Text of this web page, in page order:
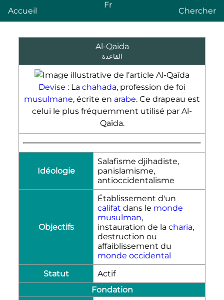
Accueil
Fr
Chercher
Al-Qaïda
القاعدة
Devise : La chahada, profession de foi
musulmane, écrite en arabe. Ce drapeau est
celui le plus fréquemment utilisé par Al-
Qaïda.
Idéologie
Salafisme djihadiste,
panislamisme,
antioccidentalisme
Objectifs
Établissement d'un
califat dans le monde
musulman,
instauration de la charia,
destruction ou
affaiblissement du
monde occidental
Statut
Actif
Fondation